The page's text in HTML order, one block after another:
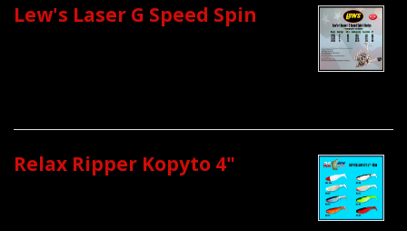
Lew's Laser G Speed Spin
Relax Ripper Kopyto 4"